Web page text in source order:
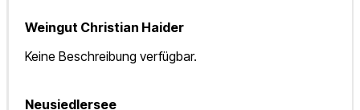
Weingut Christian Haider
Keine Beschreibung verfügbar.
Neusiedlersee